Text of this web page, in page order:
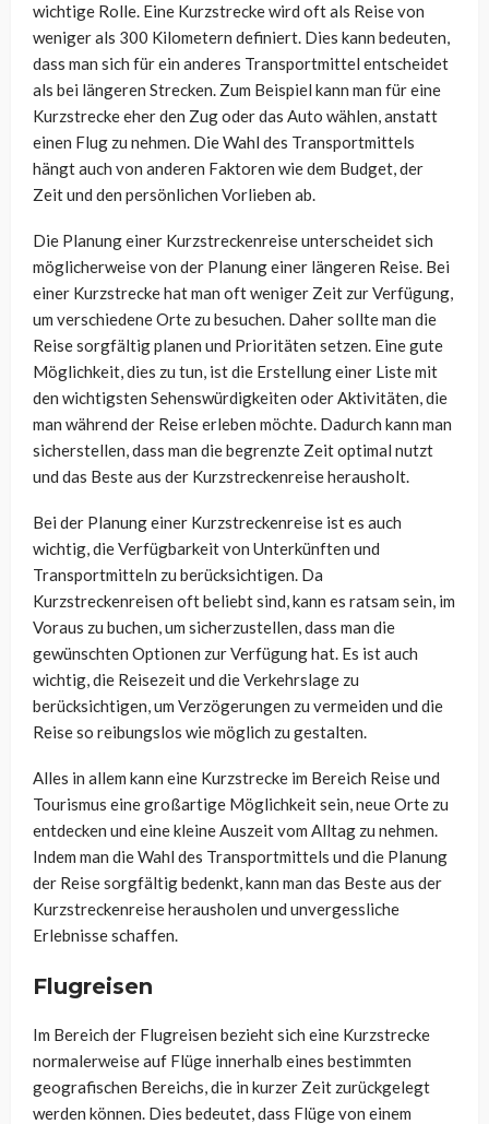
wichtige Rolle. Eine Kurzstrecke wird oft als Reise von
weniger als 300 Kilometern definiert. Dies kann bedeuten,
dass man sich für ein anderes Transportmittel entscheidet
als bei längeren Strecken. Zum Beispiel kann man für eine
Kurzstrecke eher den Zug oder das Auto wählen, anstatt
einen Flug zu nehmen. Die Wahl des Transportmittels
hängt auch von anderen Faktoren wie dem Budget, der
Zeit und den persönlichen Vorlieben ab.
Die Planung einer Kurzstreckenreise unterscheidet sich
möglicherweise von der Planung einer längeren Reise. Bei
einer Kurzstrecke hat man oft weniger Zeit zur Verfügung,
um verschiedene Orte zu besuchen. Daher sollte man die
Reise sorgfältig planen und Prioritäten setzen. Eine gute
Möglichkeit, dies zu tun, ist die Erstellung einer Liste mit
den wichtigsten Sehenswürdigkeiten oder Aktivitäten, die
man während der Reise erleben möchte. Dadurch kann man
sicherstellen, dass man die begrenzte Zeit optimal nutzt
und das Beste aus der Kurzstreckenreise herausholt.
Bei der Planung einer Kurzstreckenreise ist es auch
wichtig, die Verfügbarkeit von Unterkünften und
Transportmitteln zu berücksichtigen. Da
Kurzstreckenreisen oft beliebt sind, kann es ratsam sein, im
Voraus zu buchen, um sicherzustellen, dass man die
gewünschten Optionen zur Verfügung hat. Es ist auch
wichtig, die Reisezeit und die Verkehrslage zu
berücksichtigen, um Verzögerungen zu vermeiden und die
Reise so reibungslos wie möglich zu gestalten.
Alles in allem kann eine Kurzstrecke im Bereich Reise und
Tourismus eine großartige Möglichkeit sein, neue Orte zu
entdecken und eine kleine Auszeit vom Alltag zu nehmen.
Indem man die Wahl des Transportmittels und die Planung
der Reise sorgfältig bedenkt, kann man das Beste aus der
Kurzstreckenreise herausholen und unvergessliche
Erlebnisse schaffen.
Flugreisen
Im Bereich der Flugreisen bezieht sich eine Kurzstrecke
normalerweise auf Flüge innerhalb eines bestimmten
geografischen Bereichs, die in kurzer Zeit zurückgelegt
werden können. Dies bedeutet, dass Flüge von einem